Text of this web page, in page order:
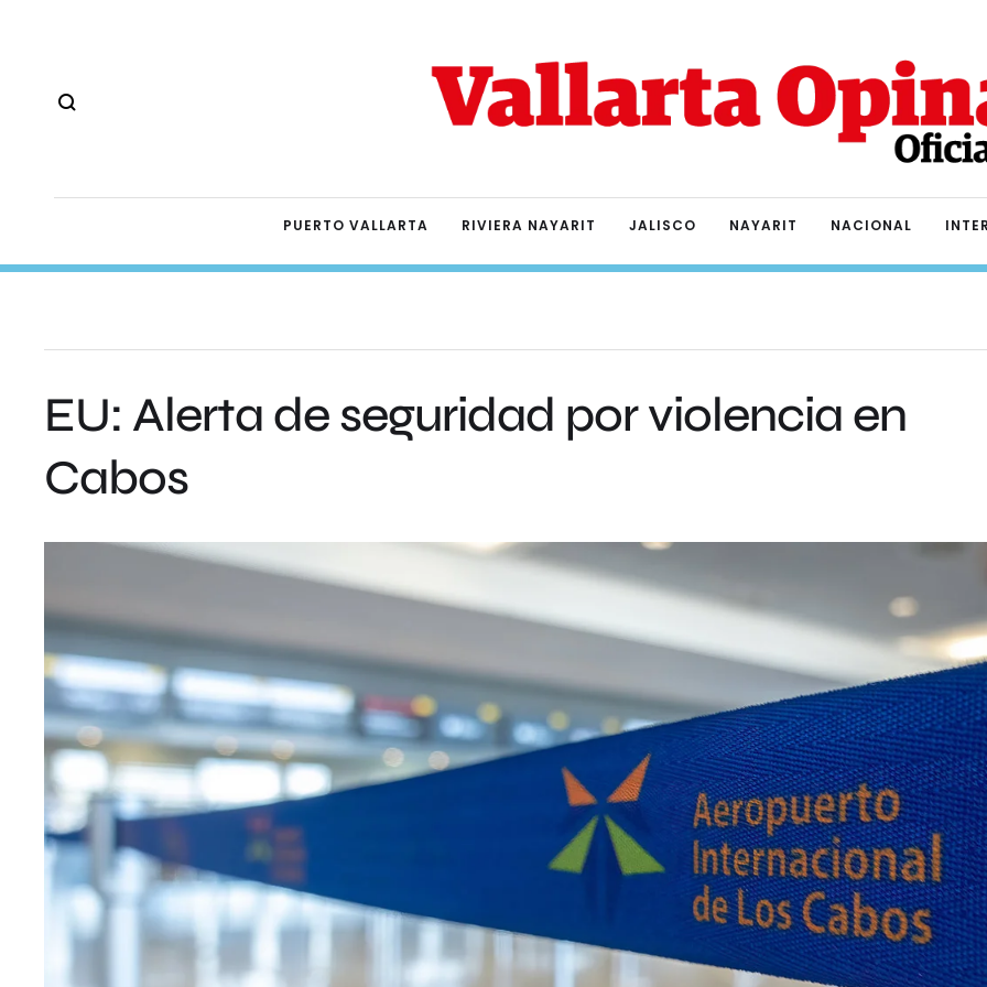
PUERTO VALLARTA RIVIERA NAYARIT JALISCO NAYARIT NACIONAL
EU: Alerta de seguridad por violencia en
Cabos